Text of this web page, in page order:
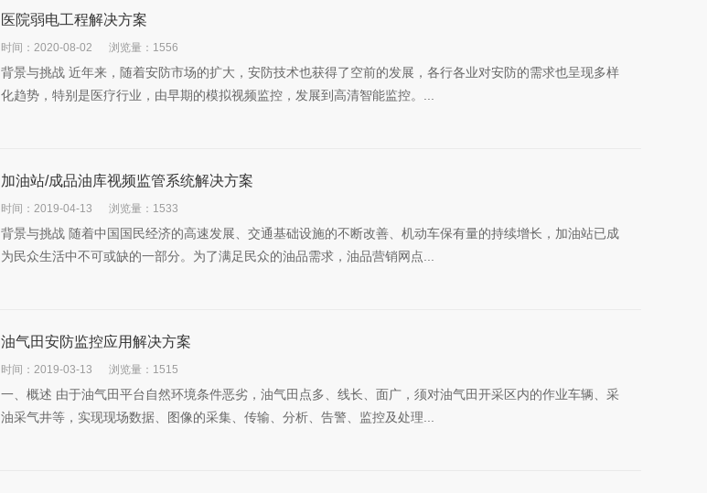
医院弱电工程解决方案
时间：2020-08-02 浏览量：1556
背景与挑战 近年来，随着安防市场的扩大，安防技术也获得了空前的发展，各行各业对安防的需求也呈现多样
化趋势，特别是医疗行业，由早期的模拟视频监控，发展到高清智能监控。...
加油站/成品油库视频监管系统解决方案
时间：2019-04-13 浏览量：1533
背景与挑战 随着中国国民经济的高速发展、交通基础设施的不断改善、机动车保有量的持续增长，加油站已成
为民众生活中不可或缺的一部分。为了满足民众的油品需求，油品营销网点...
油气田安防监控应用解决方案
时间：2019-03-13 浏览量：1515
一、概述 由于油气田平台自然环境条件恶劣，油气田点多、线长、面广，须对油气田开采区内的作业车辆、采
油采气井等，实现现场数据、图像的采集、传输、分析、告警、监控及处理...